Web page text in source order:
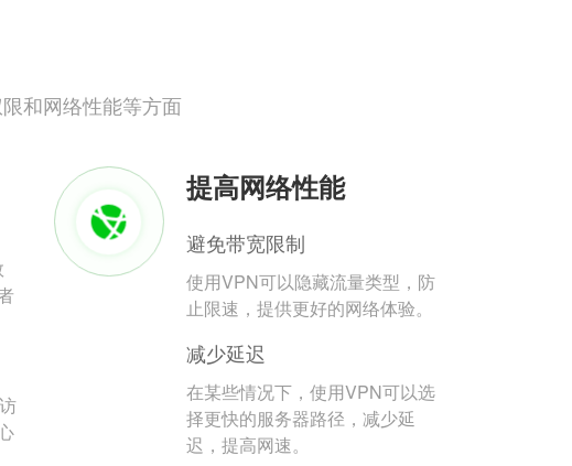
和网络性能等方面
提高网络性能
避免带宽限制
使用VPN可以隐藏流量类型，防
止限速，提供更好的网络体验。
减少延迟
在某些情况下，使用VPN可以选
择更快的服务器路径，减少延
迟，提高网速。